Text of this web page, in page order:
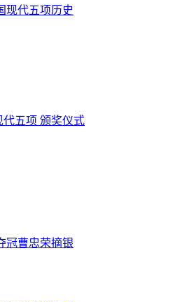
现代五项历史
五项 颁奖仪式
冠曹忠荣摘银